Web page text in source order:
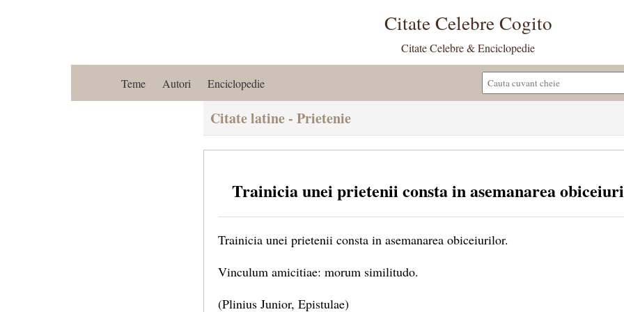
Citate Celebre Cogito
Citate Celebre & Enciclopedie
Teme Autori Enciclopedie
Citate latine - Prietenie
Trainicia unei prietenii consta in asemanarea
Trainicia unei prietenii consta in asemanarea obiceiurilor.
Vinculum amicitiae: morum similitudo.
(Plinius Junior, Epistulae)